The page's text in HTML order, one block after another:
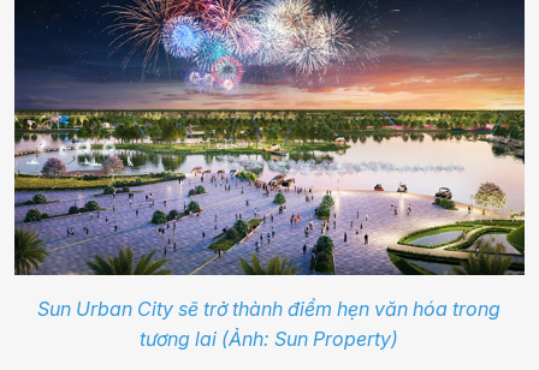
Sun Urban City sẽ trở thành điểm hẹn văn hóa trong
tương lai (Ảnh: Sun Property)